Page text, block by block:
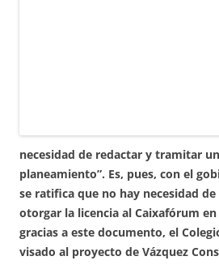
necesidad de redactar y tramitar
planeamiento”. Es, pues, con el
se ratifica que no hay necesidad de
otorgar la licencia al Caixafórum en
gracias a este documento, el
visado al proyecto de Vázquez